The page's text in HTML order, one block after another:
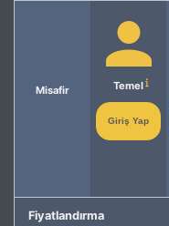
Misafir Temel
Giriş Yap
Fiyatlandırma